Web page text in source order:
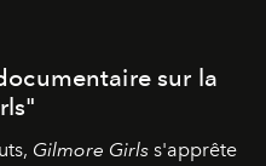
sur la
Gilmore Girls s'apprête